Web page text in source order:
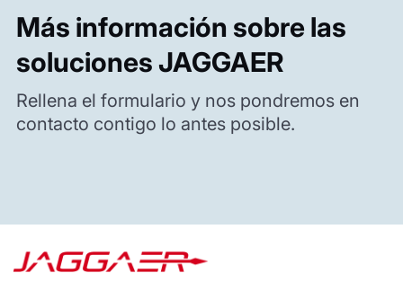
Más información sobre las
soluciones JAGGAER
Rellena el formulario y nos pondremos en
contacto contigo lo antes posible.